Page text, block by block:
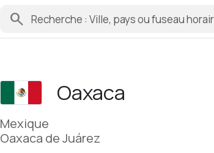
search
Oaxaca
Mexique
Oaxaca de Juárez